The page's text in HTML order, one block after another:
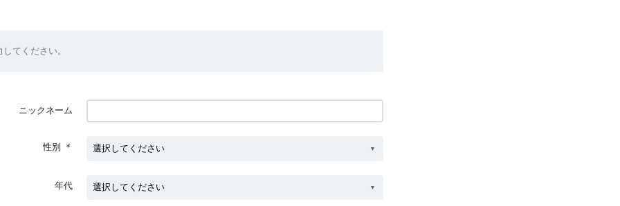
てください。
ニックネーム
性別 ＊
年代